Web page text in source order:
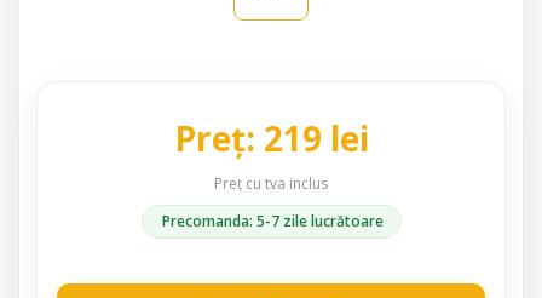
Preț: 219 lei
Preț cu tva inclus
Precomanda: 5-7 zile lucrătoare